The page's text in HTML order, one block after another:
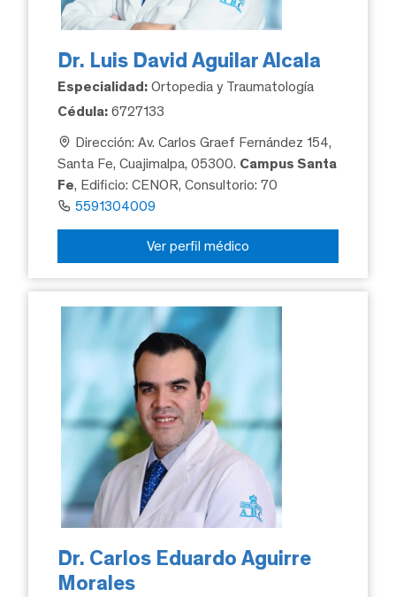
Dr. Luis David Aguilar Alcala
Especialidad: Ortopedia y Traumatología
Cédula: 6727133
Dirección: Av. Carlos Graef Fernández 154,
Santa Fe, Cuajimalpa, 05300. Campus Santa
Fe, Edificio: CENOR, Consultorio: 70
5591304009
Ver perfil médico
Dr. Carlos Eduardo Aguirre
Morales